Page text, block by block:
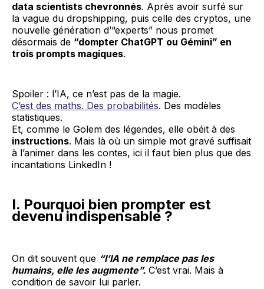
data scientists chevronnés. Après avoir surfé sur
la vague du dropshipping, puis celle des cryptos, une
nouvelle génération d’“experts” nous promet
désormais de “dompter ChatGPT ou Gémini” en
trois prompts magiques.
Spoiler : l’IA, ce n’est pas de la magie.
C’est des maths. Des probabilités. Des modèles
statistiques.
Et, comme le Golem des légendes, elle obéit à des
instructions. Mais là où un simple mot gravé suffisait
à l’animer dans les contes, ici il faut bien plus que des
incantations LinkedIn !
I. Pourquoi bien prompter est
devenu indispensable ?
On dit souvent que “l’IA ne remplace pas les
humains, elle les augmente”. C’est vrai. Mais à
condition de savoir lui parler.